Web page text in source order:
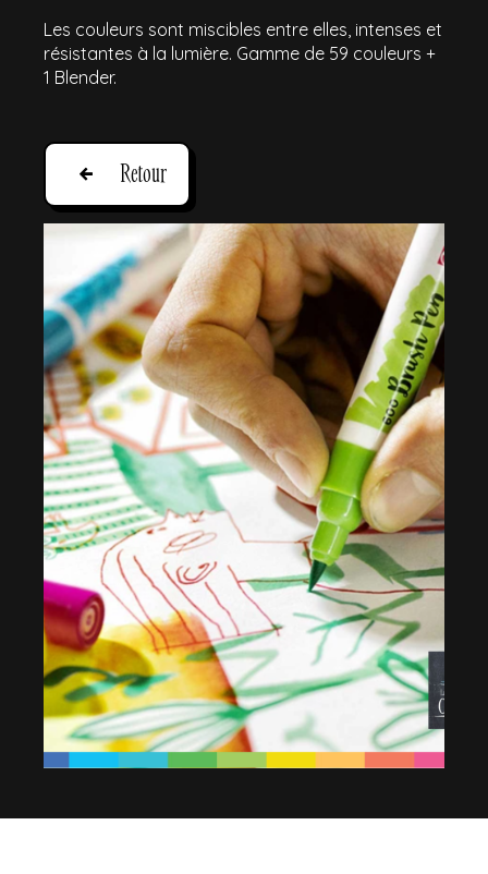
Les couleurs sont miscibles entre elles, intenses et
résistantes à la lumière. Gamme de 59 couleurs +
1 Blender.
Retour